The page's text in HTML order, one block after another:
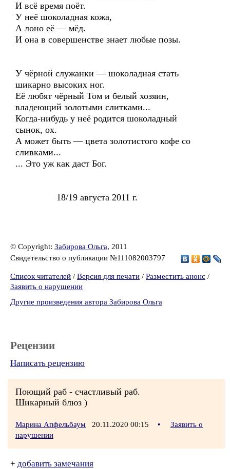
И всё время поёт.
У неё шоколадная кожа,
А лоно её — мёд.
И она в совершенстве знает любые позы.
У чёрной служанки — шоколадная стать
шикарно высоких ног.
Её любят чёрный Том и белый хозяин,
владеющий золотыми слитками...
Когда-нибудь у неё родится шоколадный
сынок, ох.
А может быть — цвета золотистого кофе со
сливками...
... Это уж как даст Бог.
18/19 августа 2011 г.
© Copyright: Забирова Ольга, 2011
Свидетельство о публикации №111082003797
Список читателей / Версия для печати / Разместить анонс /
Заявить о нарушении
Другие произведения автора Забирова Ольга
Рецензии
Написать рецензию
Поющий раб - счастливый раб.
Шикарный блюз )
Марина Апфельбаум 20.11.2020 00:15 •
Заявить о
нарушении
+ добавить замечания